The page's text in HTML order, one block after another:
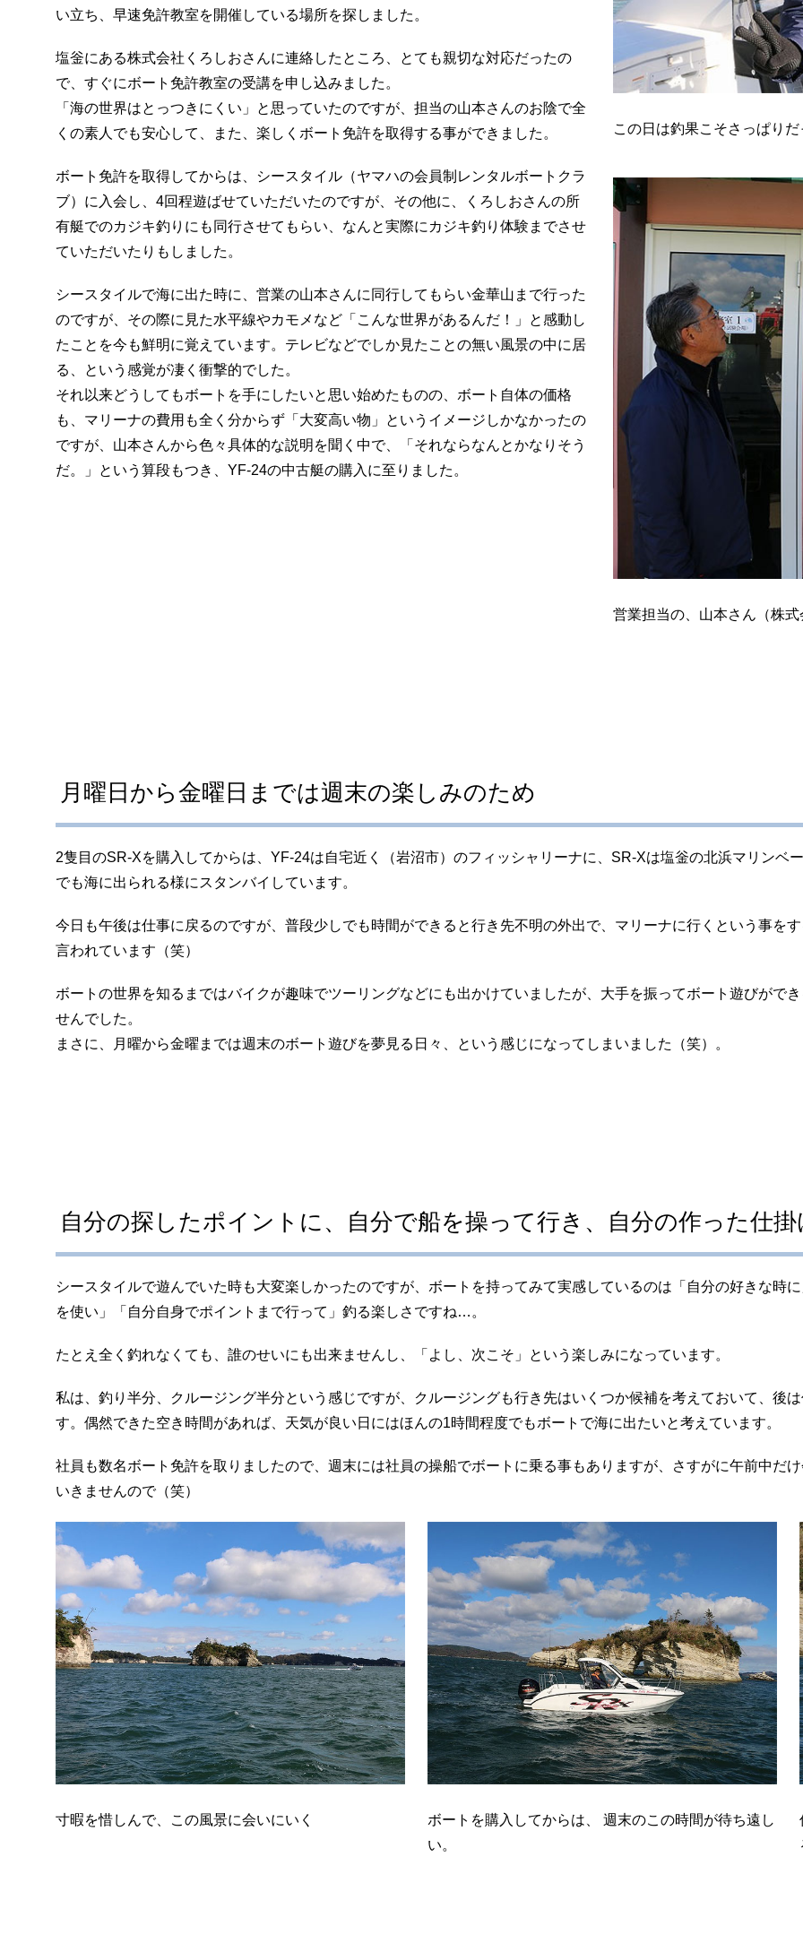
い立ち、早速免許教室を開催している場所を探しました。
塩釡にある株式会社くろしおさんに連絡したところ、とても親切な対応だったの
で、すぐにボート免許教室の受講を申し込みました。
「海の世界はとっつきにくい」と思っていたのですが、担当の山本さんのお陰で全
くの素人でも安心して、また、楽しくボート免許を取得する事ができました。
ボート免許を取得してからは、シースタイル（ヤマハの会員制レンタルボートクラ
ブ）に入会し、4回程遊ばせていただいたのですが、その他に、くろしおさんの所
有艇でのカジキ釣りにも同行させてもらい、なんと実際にカジキ釣り体験までさせ
ていただいたりもしました。
シースタイルで海に出た時に、営業の山本さんに同行してもらい金華山まで行った
のですが、その際に見た水平線やカモメなど「こんな世界があるんだ！」と感動し
たことを今も鮮明に覚えています。テレビなどでしか見たことの無い風景の中に居
る、という感覚が凄く衝撃的でした。
それ以来どうしてもボートを手にしたいと思い始めたものの、ボート自体の価格
も、マリーナの費用も全く分からず「大変高い物」というイメージしかなかったの
ですが、山本さんから色々具体的な説明を聞く中で、「それならなんとかなりそう
だ。」という算段もつき、YF-24の中古艇の購入に至りました。
この日は釣果こそさっぱり
営業担当の、山本さん（株
月曜日から金曜日までは週末の楽しみのため
2隻目のSR-Xを購入してからは、YF-24は自宅近く（岩沼市）のフィッシャリーナに、SR-Xは塩釡の北浜マリンベ
でも海に出られる様にスタンバイしています。
今日も午後は仕事に戻るのですが、普段少しでも時間ができると行き先不明の外出で、マリーナに行くという事を
言われています（笑）
ボートの世界を知るまではバイクが趣味でツーリングなどにも出かけていましたが、大手を振ってボート遊びがで
せんでした。
まさに、月曜から金曜までは週末のボート遊びを夢見る日々、という感じになってしまいました（笑）。
自分の探したポイントに、自分で船を操って行き、自分の作った仕
シースタイルで遊んでいた時も大変楽しかったのですが、ボートを持ってみて実感しているのは「自分の好きな時
を使い」「自分自身でポイントまで行って」釣る楽しさですね…。
たとえ全く釣れなくても、誰のせいにも出来ませんし、「よし、次こそ」という楽しみになっています。
私は、釣り半分、クルージング半分という感じですが、クルージングも行き先はいくつか候補を考えておいて、後
す。偶然できた空き時間があれば、天気が良い日にはほんの1時間程度でもボートで海に出たいと考えています。
社員も数名ボート免許を取りましたので、週末には社員の操船でボートに乗る事もありますが、さすがに午前中だ
いきませんので（笑）
寸暇を惜しんで、この風景に会いにいく
ボートを購入してからは、 週末のこの時間が待ち遠し
い。